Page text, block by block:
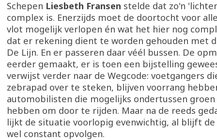
Schepen Liesbeth Fransen stelde dat zo'n
complex is. Enerzijds moet de doortocht voor
vlot mogelijk verlopen én wat het hier nog
dat er rekening dient te worden gehouden met
De Lijn. En er passeren daar véél bussen. De
eerder gemaakt, er is toen een bijstelling
verwijst verder naar de Wegcode: voetgangers
zebrapad over te steken, blijven voorrang
automobilisten die mogelijks ondertussen
hebben om door te rijden. Maar na de reeds
lijkt de situatie voorlopig evenwichtig, al blijft
wel constant opvolgen.